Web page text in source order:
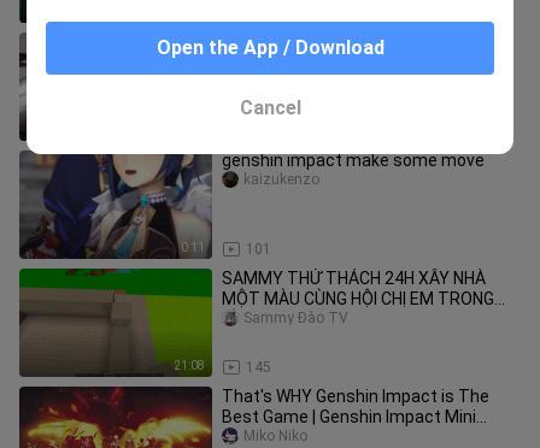
An Unexpected Encounter | Childe x
Lumine | Genshin Impact Animation
0:11
genshin impact make some move
101
kaizukenzo
21:08
SAMMY THỬ THÁCH 24H XÂY NHÀ
MỘT MÀU CÙNG HỘI CHỊ EM TRONG
LÀNG HERO TEAM MINECRA
145
Sammy Đào TV
That's WHY Genshin Impact is The
Best Game | Genshin Impact Mini
MovieMiko Niko
Open the App / Download
Cancel